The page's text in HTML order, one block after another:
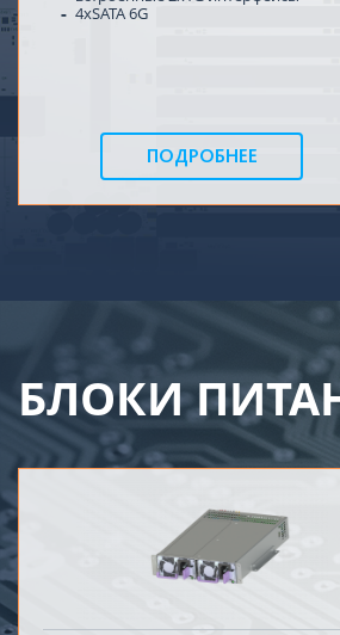
4xSATA 6G
ПОДРОБНЕЕ
БЛОКИ